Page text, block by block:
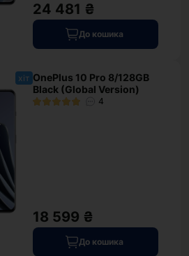
24 481 ₴
До кошика
хіт OnePlus 10 Pro 8/128GB
Black (Global Version)
4
18 599 ₴
До кошика